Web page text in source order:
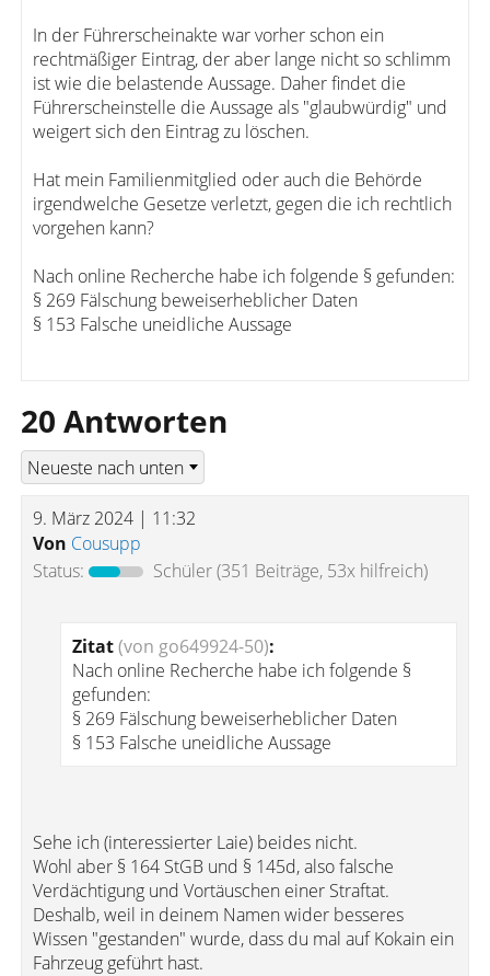
In der Führerscheinakte war vorher schon ein
rechtmäßiger Eintrag, der aber lange nicht so schlimm
ist wie die belastende Aussage. Daher findet die
Führerscheinstelle die Aussage als "glaubwürdig" und
weigert sich den Eintrag zu löschen.
Hat mein Familienmitglied oder auch die Behörde
irgendwelche Gesetze verletzt, gegen die ich rechtlich
vorgehen kann?
Nach online Recherche habe ich folgende § gefunden:
§ 269 Fälschung beweiserheblicher Daten
§ 153 Falsche uneidliche Aussage
20 Antworten
9. März 2024 | 11:32
Von Cousupp
Status:
Schüler(351 Beiträge, 53x hilfreich)
Zitat(von go649924-50):
Nach online Recherche habe ich folgende §
gefunden:
§ 269 Fälschung beweiserheblicher Daten
§ 153 Falsche uneidliche Aussage
Sehe ich (interessierter Laie) beides nicht.
Wohl aber § 164 StGB und § 145d, also falsche
Verdächtigung und Vortäuschen einer Straftat.
Deshalb, weil in deinem Namen wider besseres
Wissen "gestanden" wurde, dass du mal auf Kokain ein
Fahrzeug geführt hast.